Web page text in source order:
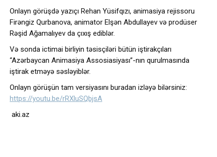
Onlayn görüşdə yazıçı Rehan Yüsifqızı, animasiya rejissoru
Firəngiz Qurbanova, animator Elşən Abdullayev və prodüser
Rəşid Ağamalıyev da çıxış ediblər.
Və sonda ictimai birliyin təsisçiləri bütün iştirakçıları
“Azərbaycan Animasiya Assosiasiyası”-nın qurulmasında
iştirak etməyə səsləyiblər.
Onlayn görüşün tam versiyasını buradan izləyə bilərsiniz:
https://youtu.be/rRXluSQbjsA
aki.az